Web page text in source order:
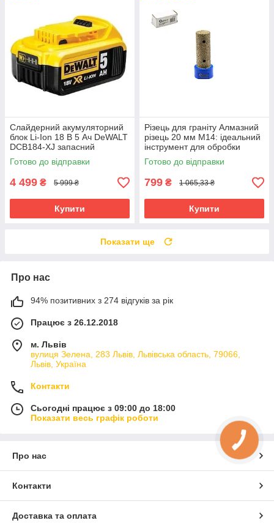
Слайдерний акумуляторний
блок Li-Ion 18 В 5 Ач DeWALT
DCB184-XJ запасний
акумулятор для
електроінструменту АКБ лі-
іон
Готово до відправки
4 499 ₴ 5 999 ₴
Купити
Різець для граніту Алмазний
різець 20 мм М14: ідеальний
інструмент для обробки
кераміки Geko G37520
Готово до відправки
799 ₴ 1 065,33 ₴
Купити
Показати ще
Про нас
94% позитивних з 274 відгуків за рік
Працює з 26.12.2018
м. Львів
вулиця Зелена, 283 Львів, Львівська область, 79066,
Львів, Україна
Контакти
Сьогодні працює з 09:00 до 18:00
Показати весь графік роботи
Про нас
Контакти
Доставка та оплата